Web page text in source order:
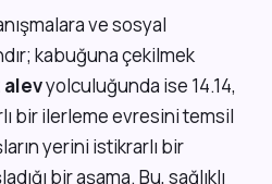
ve sosyal
kabuğuna çekilmek
alevyolculuğunda ise 14.14,
bir ilerleme evresini temsil
yerini istikrarlı bir
bir aşama. Bu, sağlıklı